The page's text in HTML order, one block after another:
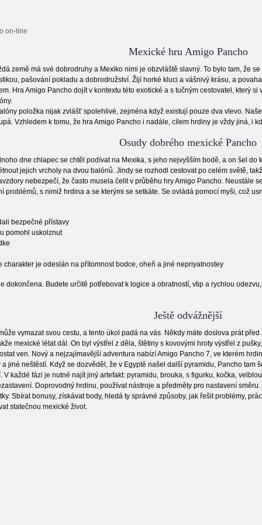
on-line
Mexické hru Amigo Pancho
země má své dobrodruhy a Mexiko nimi je obzvláště slavný. To bylo tam, že
pašování pokladu a dobrodružství. Žijí horké kluci a vášnivý krásu, a
Hra Amigo Pancho dojít v kontextu této exotické a s tučným cestovatel, který
položka nijak zvlášť spolehlivé, zejména když existují pouze dva vlevo.
Vzhledem k tomu, že hra Amigo Pancho i nadále, cílem hrdiny je vždy jiná, i
Osudy dobrého mexické Pancho
dne chlapec se chtěl podívat na Mexika, s jeho nejvyšším bodě, a on šel do
jejich vrcholy na dvou balónů. Jindy se rozhodl cestovat po celém světě,
nebezpečí, že často musela čelit v průběhu hry Amigo Pancho. Neustále
problémů, s nimiž hrdina a se kterými se setkáte. Se ovládá pomocí myši, což
bezpečné přístavy
pomohl uskolznut
charakter je odeslán na přítomnost bodce, oheň a jiné nepriyatnostey
dokončena. Budete určitě potřebovat k logice a obratností, vtip a rychlou
Ještě odvážnější
vymazat svou cestu, a tento úkol padá na vás. Někdy máte doslova prát
mexické létat dál. On byl výstřel z děla, štětiny s kovovými hroty výstřel z
ven. Nový a nejzajímavější adventura nabízí Amigo Pancho 7, ve kterém
jiné neštěstí. Když se dozvěděl, že v Egyptě našel další pyramidu, Pancho tam
každé fázi je nutné najít jiný artefakt: pyramidu, brouka, s figurku, kočka,
Doprovodný hrdinu, používat nástroje a předměty pro nastavení
Sbírat bonusy, získávat body, hledá ty správné způsoby, jak řešit problémy,
statečnou mexické život.